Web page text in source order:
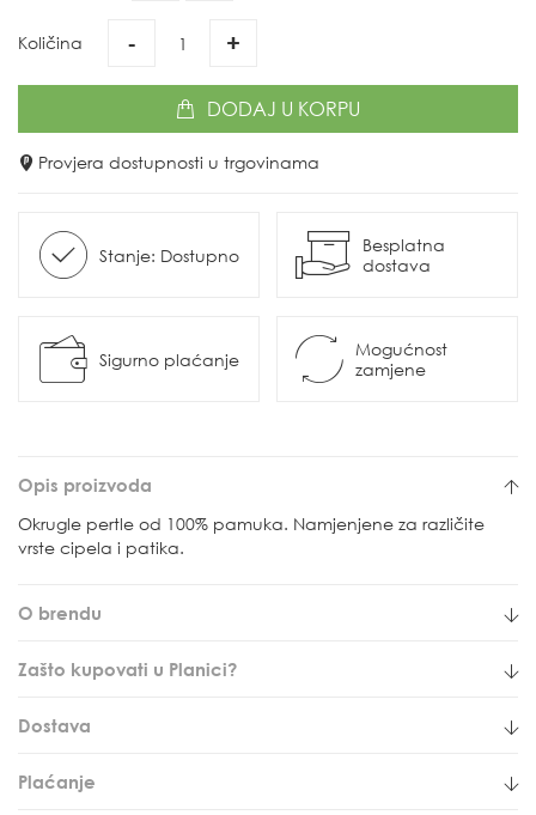
Količina - +
DODAJ U KORPU
Provjera dostupnosti u trgovinama
Stanje: Dostupno
Besplatna
dostava
Sigurno plaćanje
Mogućnost
zamjene
Opis proizvoda
Okrugle pertle od 100% pamuka. Namjenjene za različite
vrste cipela i patika.
O brendu
Zašto kupovati u Planici?
Dostava
Plaćanje